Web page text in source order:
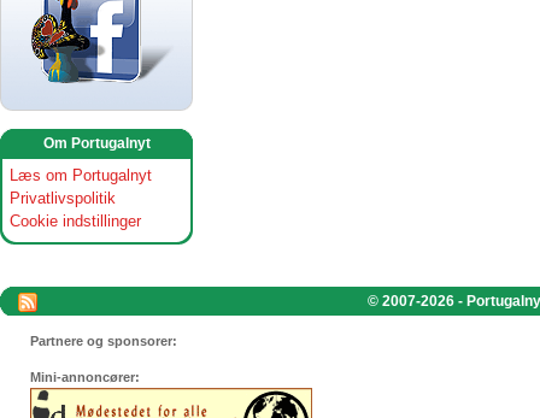
Om Portugalnyt
Læs om Portugalnyt
Privatlivspolitik
Cookie indstillinger
© 2007-2026 -
Partnere og sponsorer:
Mini-annoncører: